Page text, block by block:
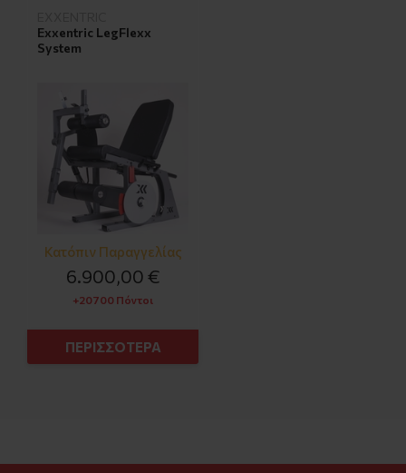
Exxentric LegFlexx
System
Κατόπιν Παραγγελίας
6.900,00 €
+20700 Πόντοι
ΠΕΡΙΣΣΟΤΕΡΑ